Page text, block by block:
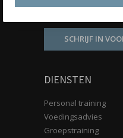
SCHRIJF IN
DIENSTEN
Personal training
Voedingsadvies
Groepstraining